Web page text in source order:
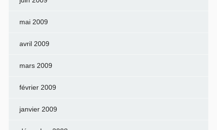
mai 2009
avril 2009
mars 2009
février 2009
janvier 2009